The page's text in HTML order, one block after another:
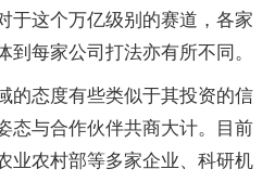
这个万亿级别的赛道，各家
到每家公司打法亦有所不同。
的态度有些类似于其投资的信
态与合作伙伴共商大计。目前
业农村部等多家企业、科研机